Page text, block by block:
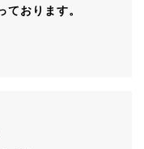
ております。